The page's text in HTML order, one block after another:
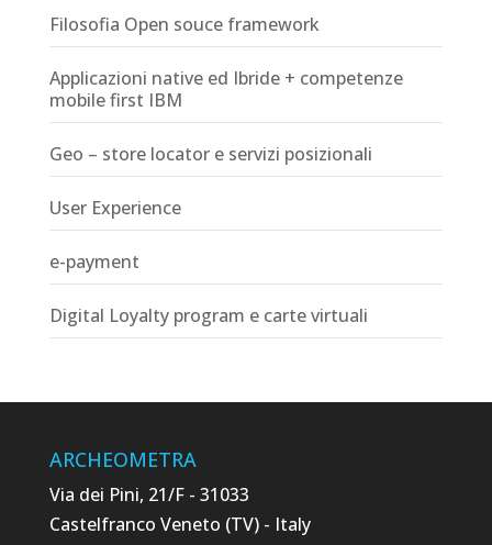
Filosofia Open souce framework
Applicazioni native ed Ibride + competenze
mobile first IBM
Geo – store locator e servizi posizionali
User Experience
e-payment
Digital Loyalty program e carte virtuali
ARCHEOMETRA
Via dei Pini, 21/F - 31033
Castelfranco Veneto (TV) - Italy